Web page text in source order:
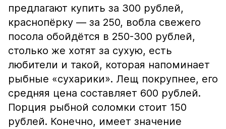
предлагают купить за 300 рублей,
краснопёрку — за 250, вобла свежего
посола обойдётся в 250-300 рублей,
столько же хотят за сухую, есть
любители и такой, которая напоминает
рыбные «сухарики». Лещ покрупнее, его
средняя цена составляет 600 рублей.
Порция рыбной соломки стоит 150
рублей. Конечно, имеет значение